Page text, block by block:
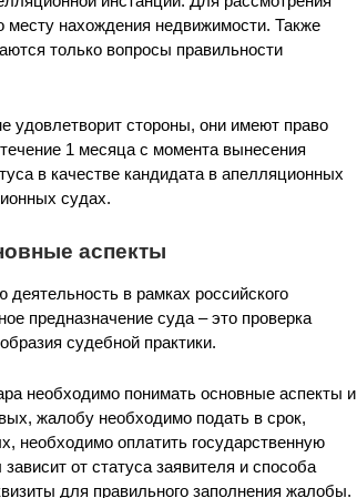
месту нахождения недвижимости. Также
только вопросы правильности
удовлетворит стороны, они имеют право
1 месяца с момента вынесения
в качестве кандидата в апелляционных
судах.
аспекты
в рамках российского
предназначение суда – это проверка
судебной практики.
необходимо понимать основные аспекты и
жалобу необходимо подать в срок,
необходимо оплатить государственную
от статуса заявителя и способа
для правильного заполнения жалобы.